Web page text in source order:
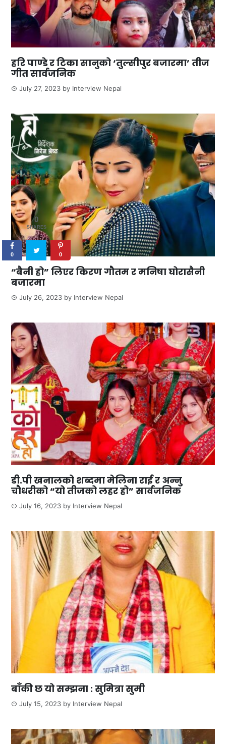
हरि पाण्डे र टिका सानुको ‘तुल्सीपुर बजारमा’ तीज
गीत सार्वजनिक
July 27, 2023 by Interview Nepal
“बैनी हो” लिएर किरण गौतम र मनिषा घोरासैनी
बजारमा
July 26, 2023 by Interview Nepal
डी.पी खनालको शब्दमा मेलिना राई र अन्नु
चौधरीको “यो तीजको लहर हो” सार्वजनिक
July 16, 2023 by Interview Nepal
बाँकी छ यो सम्झना : सुमित्रा सुमी
July 15, 2023 by Interview Nepal
0
SHARES
0 0